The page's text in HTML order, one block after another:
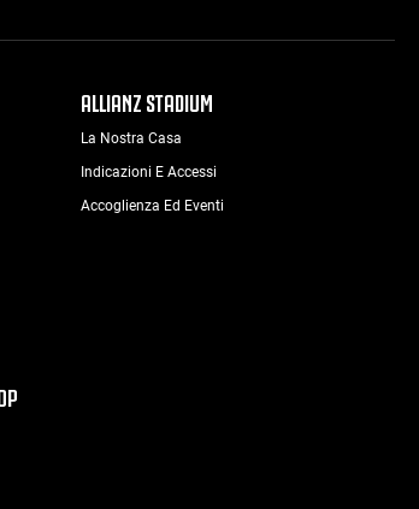
ALLIANZ STADIUM
La Nostra Casa
Indicazioni E Accessi
Accoglienza Ed Eventi